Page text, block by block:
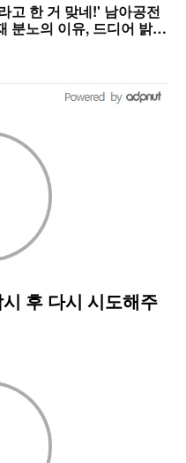
고 한 거 맞네!' 남아공전
분노의 이유, 드디어 밝혀